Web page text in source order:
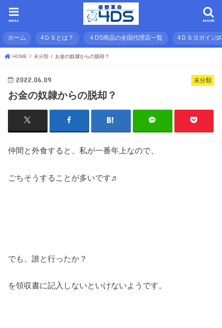
search
menu
ホーム 4ＤＳとは？ ４DS商品の全国代理店一覧 4ＤＳヨガイン
HOME 未分類 お金の奴隷からの脱却？
未分類
2022.06.09
お金の奴隷からの脱却？
仲間と外食すると、私が一番年上なので、
ごちそうすることが多いです♬
でも、誰と行ったか？
を領収書に記入しないといけないようです。